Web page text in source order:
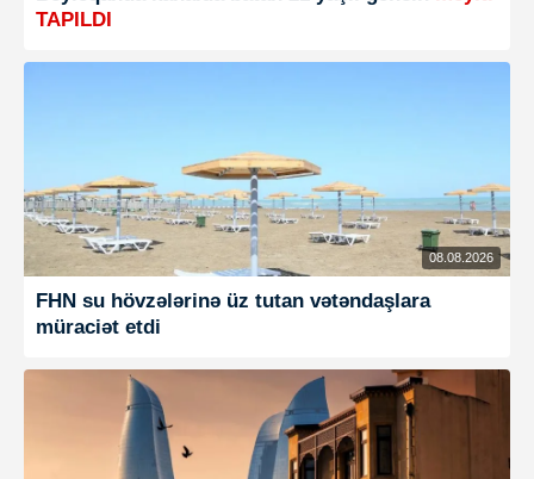
TAPILDI
08.08.2026
FHN su hövzələrinə üz tutan vətəndaşlara
müraciət etdi